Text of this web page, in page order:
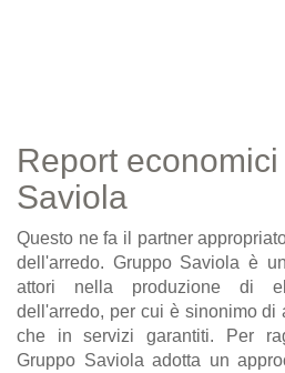
Report
Saviola
Questo ne fa il partner
dell'arredo. Gruppo Saviola è
attori nella produzione di
dell'arredo, per cui è sinonimo di
che in servizi garantiti. Per
Gruppo Saviola adotta un